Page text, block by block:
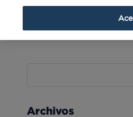
gestión y los procesos.
Diners...
Archivos